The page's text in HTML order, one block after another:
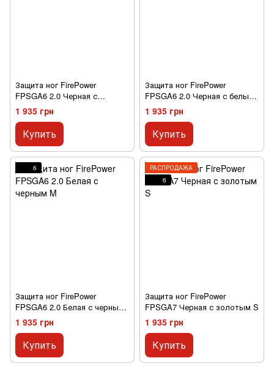
Защита ног FirePower
FPSGA6 2.0 Черная с
красным S
1 935 грн
Купить
Защита ног FirePower
FPSGA6 2.0 Черная с белым
M
1 935 грн
Купить
6
Защита ног FirePower
FPSGA6 2.0 Белая с черным
M
1 935 грн
Купить
РАСПРОДАЖА
6
Защита ног FirePower
FPSGA7 Черная с золотым S
1 935 грн
Купить